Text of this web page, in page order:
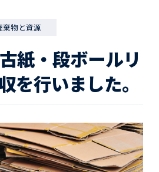
社員インタビュー
ー
福利厚生
ドライバー職場体験
棄物と資源
紙・段ボールリ
を行いました。